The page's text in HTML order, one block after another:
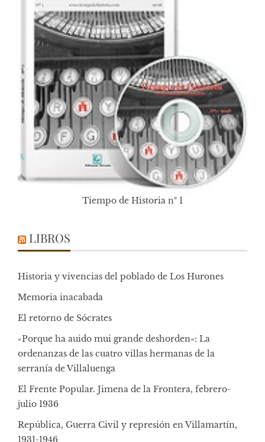
Tiempo de Historia nº 1
LIBROS
Historia y vivencias del poblado de Los Hurones
Memoria inacabada
El retorno de Sócrates
«Porque ha auido mui grande deshorden»: La
ordenanzas de las cuatro villas hermanas de la
serranía de Villaluenga
El Frente Popular. Jimena de la Frontera, febrero-
julio 1936
República, Guerra Civil y represión en Villamartín,